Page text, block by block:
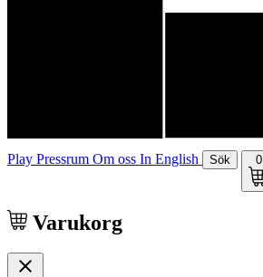
Play Pressrum Om oss In English Sök 0
Varukorg